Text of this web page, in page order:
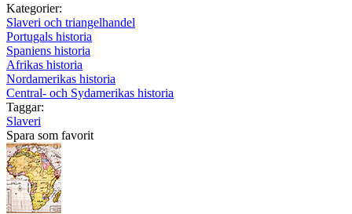
Kategorier:
Slaveri och triangelhandel
Portugals historia
Spaniens historia
Afrikas historia
Nordamerikas historia
Central- och Sydamerikas historia
Taggar:
Slaveri
Spara som favorit